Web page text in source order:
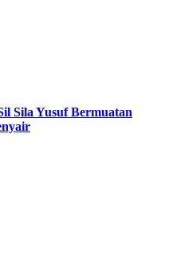
Sila Yusuf Bermuatan